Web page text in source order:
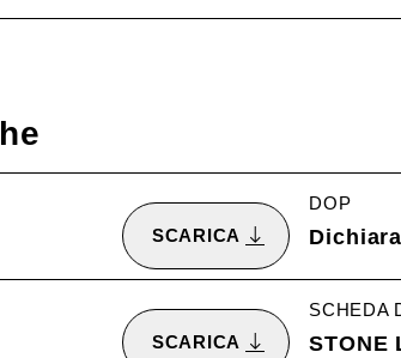
SCARICA
DOP
SCARICA
SCHEDA
STONE